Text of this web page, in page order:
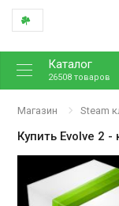
Каталог
26508 товаров
Магазин Steam
Купить Evolve 2 -